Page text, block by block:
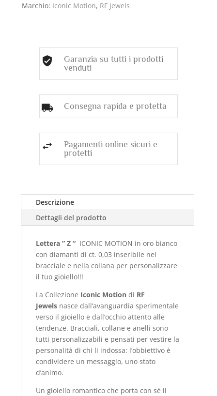
quantità
Marchio: Iconic Motion, RF Jewels
Garanzia su tutti i prodotti
venduti
Consegna rapida e protetta
Pagamenti online sicuri e
protetti
Descrizione
Dettagli del prodotto
Lettera ” Z “ICONIC MOTION in oro bianco
con diamanti di ct. 0,03 inseribile nel
bracciale e nella collana per personalizzare
il tuo gioiello!!!
La Collezione Iconic Motion di RF
Jewels nasce dall’avanguardia sperimentale
verso il gioiello e dall’occhio attento alle
tendenze. Bracciali, collane e anelli sono
tutti personalizzabili e pensati per vestire la
personalità di chi li indossa: l’obbiettivo è
condividere un messaggio, uno stato
d’animo.
Un gioiello romantico che porta con sè il